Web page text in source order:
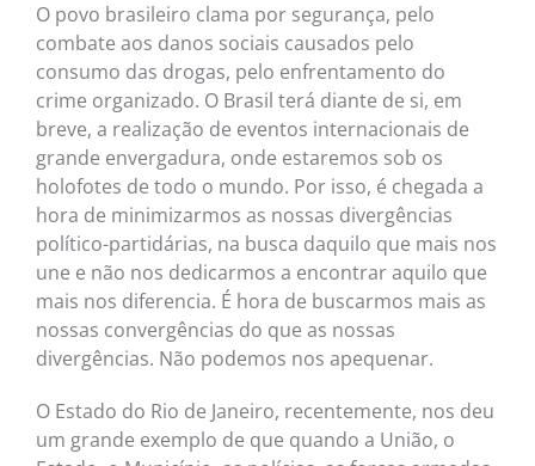
O povo brasileiro clama por segurança, pelo
combate aos danos sociais causados pelo
consumo das drogas, pelo enfrentamento do
crime organizado. O Brasil terá diante de si, em
breve, a realização de eventos internacionais de
grande envergadura, onde estaremos sob os
holofotes de todo o mundo. Por isso, é chegada a
hora de minimizarmos as nossas divergências
político-partidárias, na busca daquilo que mais nos
une e não nos dedicarmos a encontrar aquilo que
mais nos diferencia. É hora de buscarmos mais as
nossas convergências do que as nossas
divergências. Não podemos nos apequenar.
O Estado do Rio de Janeiro, recentemente, nos deu
um grande exemplo de que quando a União, o